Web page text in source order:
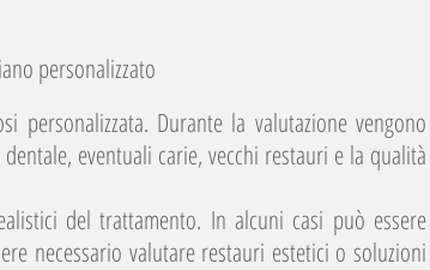
personalizzato
personalizzata. Durante la valutazione vengono
eventuali carie, vecchi restauri e la qualità
del trattamento. In alcuni casi può essere
necessario valutare restauri estetici o soluzioni